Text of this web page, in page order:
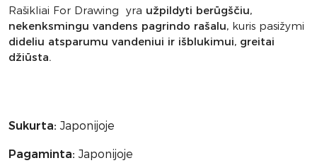
Rašikliai For Drawing yra užpildyti berūgščiu,
nekenksmingu vandens pagrindo rašalu, kuris pasižymi
dideliu atsparumu vandeniui ir išblukimui, greitai
džiūsta.
Sukurta: Japonijoje
Pagaminta: Japonijoje